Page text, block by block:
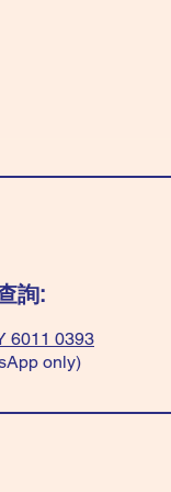
詢:
6011 0393
only)